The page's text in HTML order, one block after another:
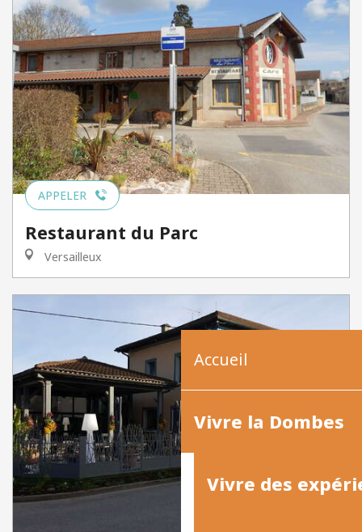
Accueil
Vivre la Dombes
Vivre des
APPELER
Restaurant du Parc
Versailleux